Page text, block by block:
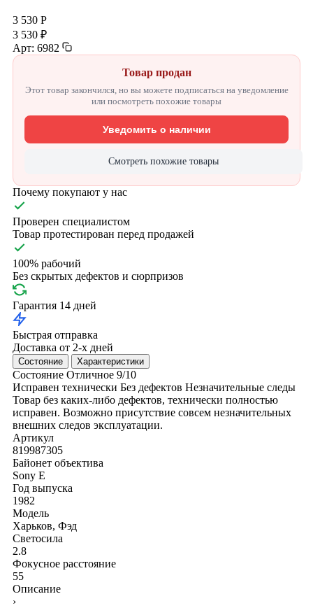
3 530 Р
3 530 ₽
Арт: 6982
Товар продан
Этот товар закончился, но вы можете подписаться на уведомление
или посмотреть похожие товары
Уведомить о наличии
Смотреть похожие товары
Почему покупают у нас
Проверен специалистом
Товар протестирован перед продажей
100% рабочий
Без скрытых дефектов и сюрпризов
Гарантия 14 дней
Быстрая отправка
Доставка от 2-х дней
Состояние Характеристики
Состояние Отличное 9/10
Исправен технически Без дефектов Незначительные следы
Товар без каких-либо дефектов, технически полностью
исправен. Возможно присутствие совсем незначительных
внешних следов эксплуатации.
Артикул
819987305
Байонет объектива
Sony E
Год выпуска
1982
Модель
Харьков, Фэд
Светосила
2.8
Фокусное расстояние
55
Описание
›